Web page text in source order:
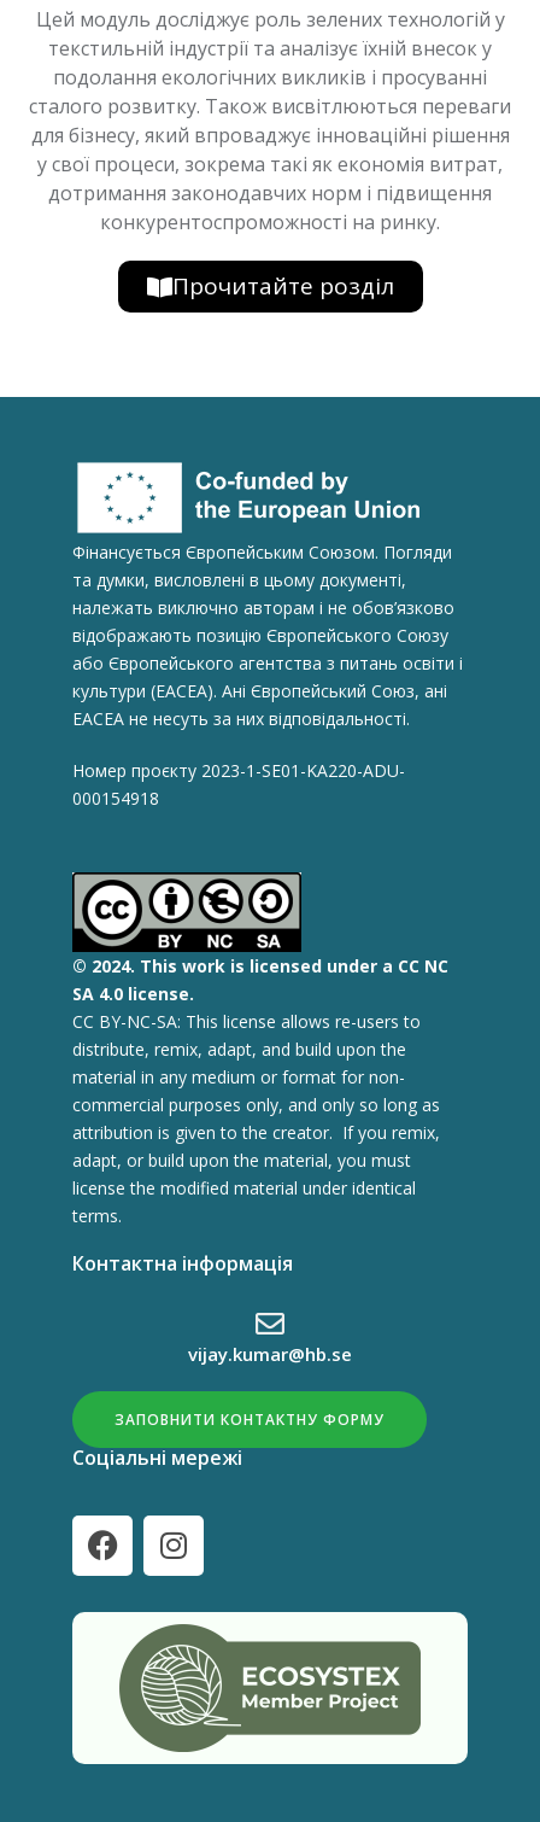
Цей модуль досліджує роль зелених технологій у
текстильній індустрії та аналізує їхній внесок у
подолання екологічних викликів і просуванні
сталого розвитку. Також висвітлюються переваги
для бізнесу, який впроваджує інноваційні рішення
у свої процеси, зокрема такі як економія витрат,
дотримання законодавчих норм і підвищення
конкурентоспроможності на ринку.
Прочитайте розділ
Фінансується Європейським Союзом. Погляди
та думки, висловлені в цьому документі,
належать виключно авторам і не обов’язково
відображають позицію Європейського Союзу
або Європейського агентства з питань освіти і
культури (ЕАСЕА). Ані Європейський Союз, ані
EACEA не несуть за них відповідальності.
Номер проєкту 2023-1-SE01-KA220-ADU-
000154918
© 2024. This work is licensed under a CC NC
SA 4.0 license.
CC BY-NC-SA: This license allows re-users to
distribute, remix, adapt, and build upon the
material in any medium or format for non-
commercial purposes only, and only so long as
attribution is given to the creator. If you remix,
adapt, or build upon the material, you must
license the modified material under identical
terms.
Контактна інформація
vijay.kumar@hb.se
ЗАПОВНИТИ КОНТАКТНУ ФОРМУ
Соціальні мережі